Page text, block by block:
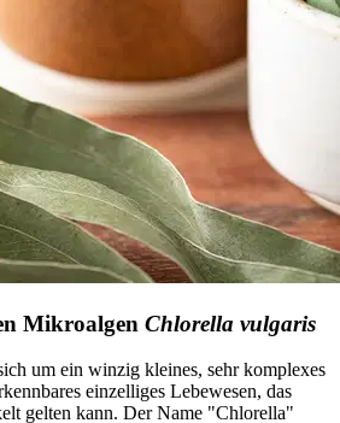
Mikroalgen Chlorella vulgaris
um ein winzig kleines, sehr komplexes
einzelliges Lebewesen, das
gelten kann. Der Name "Chlorella"